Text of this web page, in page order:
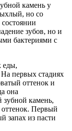
камень у
но со
зубов, но и
бактериями с
еды,
первых стадиях
оттенок и
она
зубной камень,
Первый
запах из пасти